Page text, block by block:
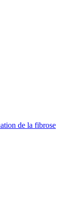
de la fibrose